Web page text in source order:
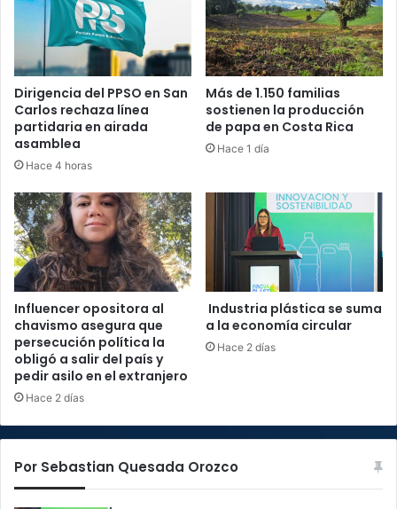
Dirigencia del PPSO en San
Carlos rechaza línea
partidaria en airada
asamblea
Hace 4 horas
Más de 1.150 familias
sostienen la producción
de papa en Costa Rica
Hace 1 día
Influencer opositora al
chavismo asegura que
persecución política la
obligó a salir del país y
pedir asilo en el extranjero
Hace 2 días
Industria plástica se suma
a la economía circular
Hace 2 días
Por Sebastian Quesada Orozco